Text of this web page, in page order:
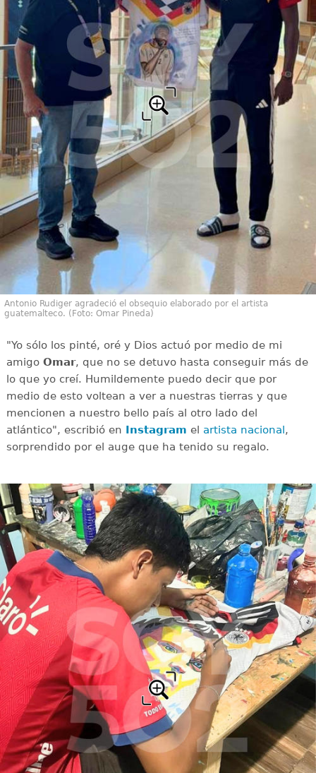
Antonio Rudiger agradeció el obsequio elaborado por el artista
guatemalteco. (Foto: Omar Pineda)
"Yo sólo los pinté, oré y Dios actuó por medio de mi
amigo Omar, que no se detuvo hasta conseguir más de
lo que yo creí. Humildemente puedo decir que por
medio de esto voltean a ver a nuestras tierras y que
mencionen a nuestro bello país al otro lado del
atlántico", escribió en Instagram el artista nacional,
sorprendido por el auge que ha tenido su regalo.